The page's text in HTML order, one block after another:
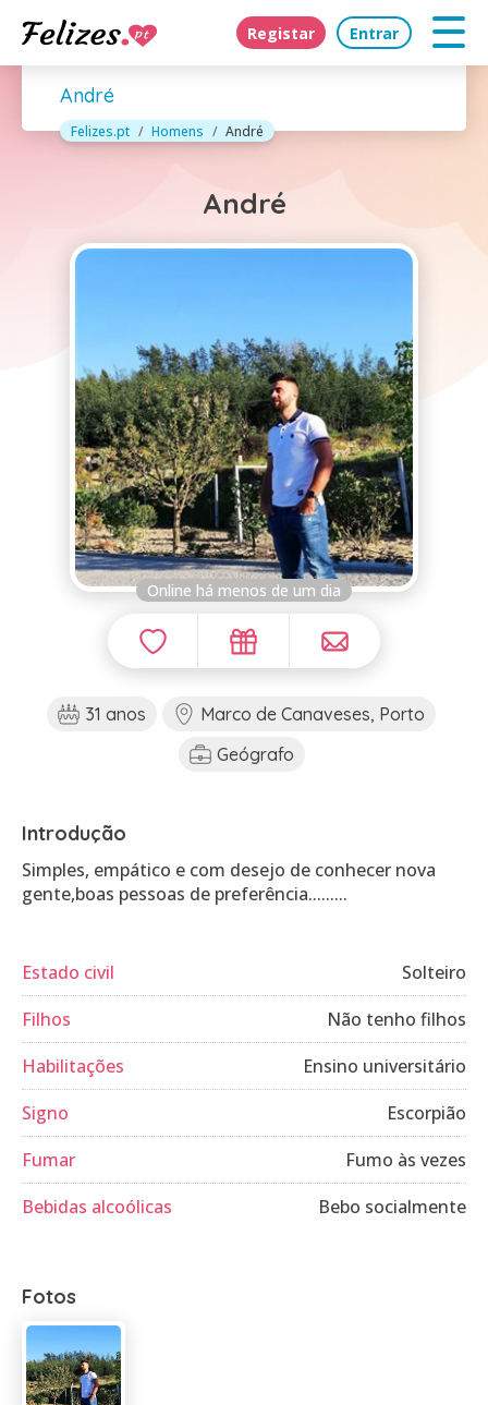
Registar Entrar
André
Felizes.pt Homens André
André
Online há menos de um dia
31 anos
Marco de Canaveses, Porto
Geógrafo
Introdução
Simples, empático e com desejo de conhecer nova
gente,boas pessoas de preferência.........
Estado civil
Solteiro
Filhos
Não tenho filhos
Habilitações
Ensino universitário
Signo
Escorpião
Fumar
Fumo às vezes
Bebidas alcoólicas
Bebo socialmente
Fotos